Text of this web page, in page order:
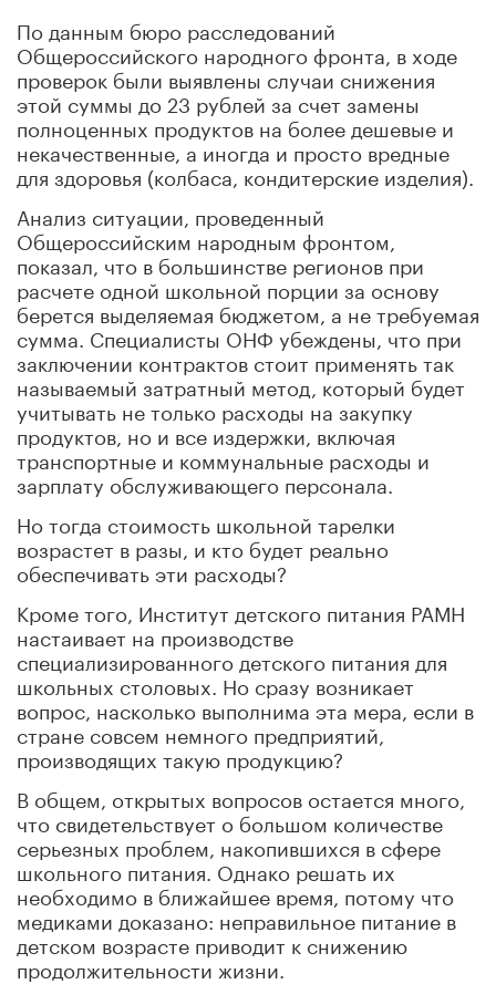
По данным бюро расследований
Общероссийского народного фронта, в ходе
проверок были выявлены случаи снижения
этой суммы до 23 рублей за счет замены
полноценных продуктов на более дешевые и
некачественные, а иногда и просто вредные
для здоровья (колбаса, кондитерские изделия).
Анализ ситуации, проведенный
Общероссийским народным фронтом,
показал, что в большинстве регионов при
расчете одной школьной порции за основу
берется выделяемая бюджетом, а не требуемая
сумма. Специалисты ОНФ убеждены, что при
заключении контрактов стоит применять так
называемый затратный метод, который будет
учитывать не только расходы на закупку
продуктов, но и все издержки, включая
транспортные и коммунальные расходы и
зарплату обслуживающего персонала.
Но тогда стоимость школьной тарелки
возрастет в разы, и кто будет реально
обеспечивать эти расходы?
Кроме того, Институт детского питания РАМН
настаивает на производстве
специализированного детского питания для
школьных столовых. Но сразу возникает
вопрос, насколько выполнима эта мера, если в
стране совсем немного предприятий,
производящих такую продукцию?
В общем, открытых вопросов остается много,
что свидетельствует о большом количестве
серьезных проблем, накопившихся в сфере
школьного питания. Однако решать их
необходимо в ближайшее время, потому что
медиками доказано: неправильное питание в
детском возрасте приводит к снижению
продолжительности жизни.